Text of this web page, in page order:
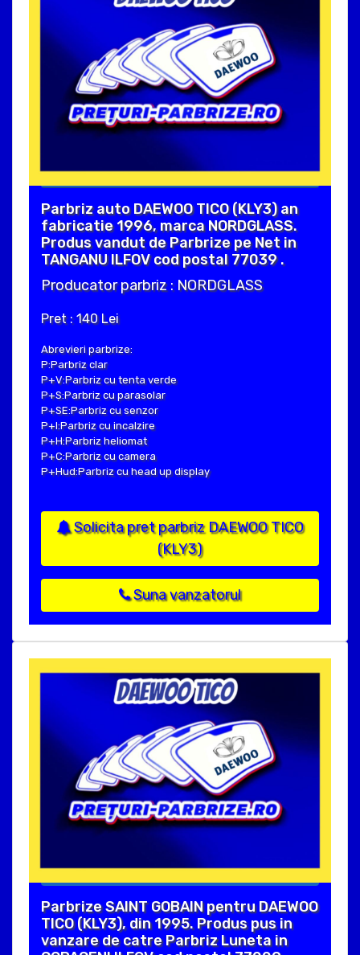
Parbriz auto DAEWOO TICO (KLY3) an
fabricatie 1996, marca NORDGLASS.
Produs vandut de Parbrize pe Net in
TANGANU ILFOV cod postal 77039 .
Producator parbriz : NORDGLASS
Pret : 140 Lei
Abrevieri parbrize:
P:Parbriz clar
P+V:Parbriz cu tenta verde
P+S:Parbriz cu parasolar
P+SE:Parbriz cu senzor
P+I:Parbriz cu incalzire
P+H:Parbriz heliomat
P+C:Parbriz cu camera
P+Hud:Parbriz cu head up display
Solicita pret parbriz DAEWOO TICO
(KLY3)
Suna vanzatorul
Parbrize SAINT GOBAIN pentru DAEWOO
TICO (KLY3), din 1995. Produs pus in
vanzare de catre Parbriz Luneta in